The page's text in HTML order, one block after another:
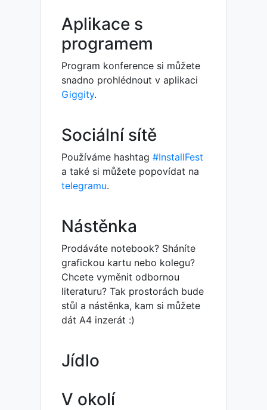
Aplikace s
programem
Program konference si můžete
snadno prohlédnout v aplikaci
Giggity.
Sociální sítě
Používáme hashtag#InstallFest
a také si můžete popovídat na
telegramu.
Nástěnka
Prodáváte notebook? Sháníte
grafickou kartu nebo kolegu?
Chcete vyměnit odbornou
literaturu? Tak prostorách bude
stůl a nástěnka, kam si můžete
dát A4 inzerát :)
Jídlo
V okolí